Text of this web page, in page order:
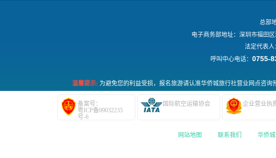
总部
电子商务部地址：深圳市福田
法定代表人
呼叫中心电话： 0755-
温馨提示: 为避免您的利益受损，报名旅游请认准华侨城旅行社营业网点咨
备案号：
粤ICP备09032235
号-6
国际航空运输协会 企业营业执
网站地图 联系我们 华侨